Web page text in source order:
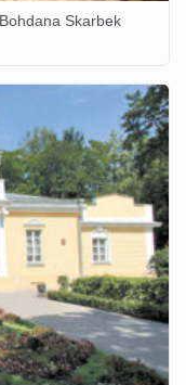
Skarbek